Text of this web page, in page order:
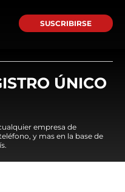
SUSCRIBIRSE
ÚNICO
empresa de
y mas en la base de